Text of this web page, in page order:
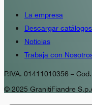
La empresa
Descargar catálogos
Noticias
Trabaja con
P.IVA. 01411010356 –
© 2025 GranitiFiandre